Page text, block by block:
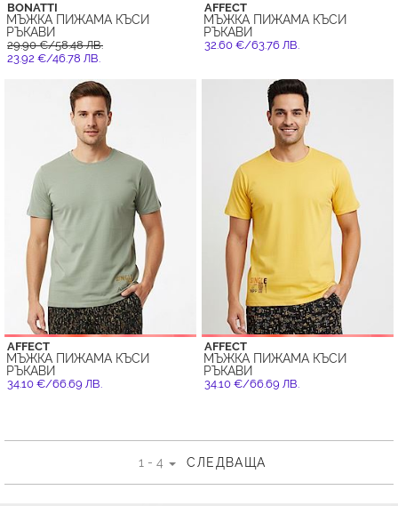
BONATTI
МЪЖКА ПИЖАМА КЪСИ
РЪКАВИ
29.90 €/58.48 ЛВ.
23.92 €/46.78 ЛВ.
AFFECT
МЪЖКА ПИЖАМА КЪСИ
РЪКАВИ
32.60 €/63.76 ЛВ.
AFFECT
МЪЖКА ПИЖАМА КЪСИ
РЪКАВИ
34.10 €/66.69 ЛВ.
AFFECT
МЪЖКА ПИЖАМА КЪСИ
РЪКАВИ
34.10 €/66.69 ЛВ.
1 - 4 СЛЕДВАЩА